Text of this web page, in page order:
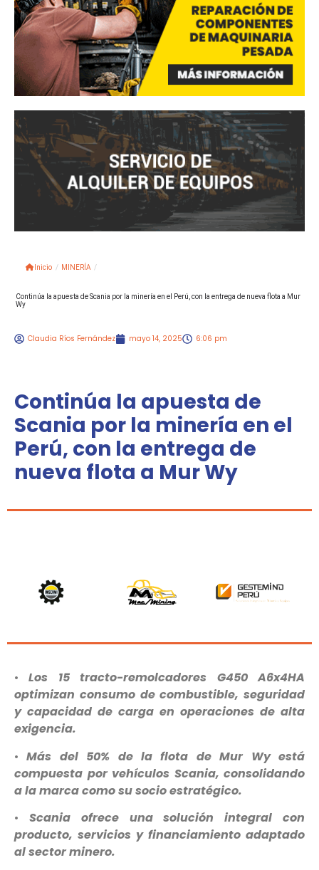
Inicio / MINERÍA /
Continúa la apuesta de Scania por la minería en el Perú, con la entrega de nueva flota a Mur
Wy
Claudia Ríos Fernández mayo 14, 2025 6:06 pm
Continúa la apuesta de
Scania por la minería en el
Perú, con la entrega de
nueva flota a Mur Wy
•Los 15 tracto-remolcadores G450 A6x4HA
optimizan consumo de combustible, seguridad
y capacidad de carga en operaciones de alta
exigencia.
•Más del 50% de la flota de Mur Wy está
compuesta por vehículos Scania, consolidando
a la marca como su socio estratégico.
• Scania ofrece una solución integral con
producto, servicios y financiamiento adaptado
al sector minero.